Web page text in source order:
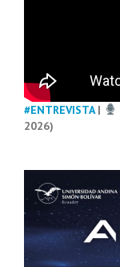
#ENTREVISTA|
2026)